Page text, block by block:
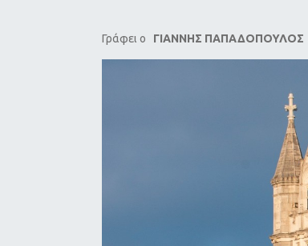
Γράφει ο ΓΙΑΝΝΗΣ ΠΑΠΑΔΟΠΟΥΛΟΣ